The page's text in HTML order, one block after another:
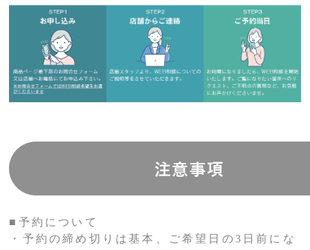
■予約について
・予約の締め切りは基本、ご希望日の3日前にな